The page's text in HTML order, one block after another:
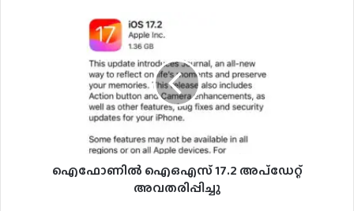
ഐഫോണില്‍ ഐഒഎസ് 17.2 അപ്‌ഡേറ്റ്
അവതരിപ്പിച്ചു